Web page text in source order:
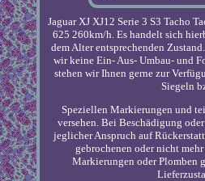
Jaguar XJ XJ12 Serie 3 S3 Tacho
625 260km/h. Es handelt sich
dem Alter entsprechenden
wir keine Ein- Aus- Umbau- und
stehen wir Ihnen gerne zur
Siegeln
Speziellen Markierungen und
versehen. Bei Beschädigung
jeglicher Anspruch auf
gebrochenen oder nicht
Markierungen oder Plomben